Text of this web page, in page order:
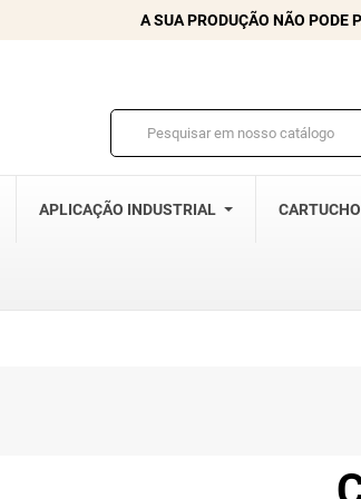
A SUA PRODUÇÃO NÃO PODE
APLICAÇÃO INDUSTRIAL